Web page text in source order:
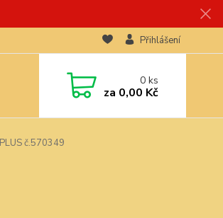
Přihlášení
0ks
za 0,00 Kč
č.570349